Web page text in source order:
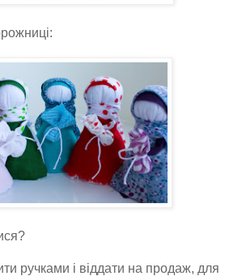
ручками і віддати на продаж, для